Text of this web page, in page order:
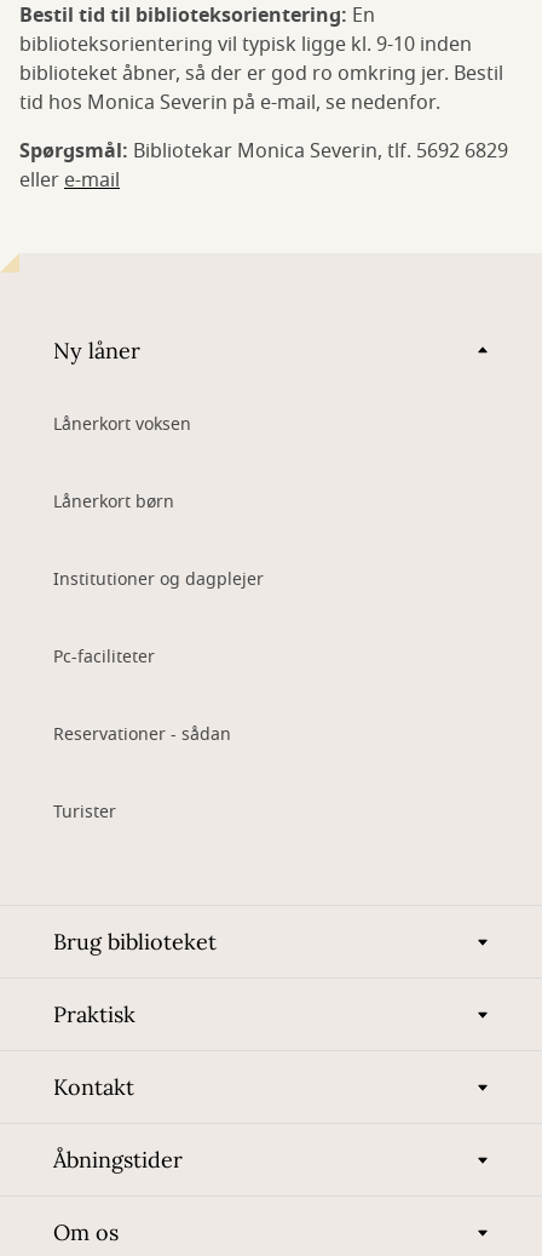
Bestil tid til biblioteksorientering: En
biblioteksorientering vil typisk ligge kl. 9-10 inden
biblioteket åbner, så der er god ro omkring jer. Bestil
tid hos Monica Severin på e-mail, se nedenfor.
Spørgsmål: Bibliotekar Monica Severin, tlf. 5692 6829
ellere-mail
Ny låner
Lånerkort voksen
Lånerkort børn
Institutioner og dagplejer
Pc-faciliteter
Reservationer - sådan
Turister
Brug biblioteket
Praktisk
Kontakt
Åbningstider
Om os